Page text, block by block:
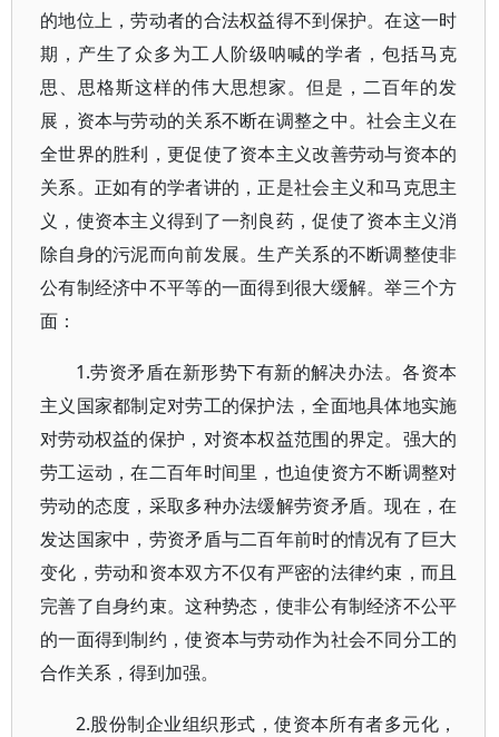
的地位上，劳动者的合法权益得不到保护。在这一时
期，产生了众多为工人阶级呐喊的学者，包括马克
思、思格斯这样的伟大思想家。但是，二百年的发
展，资本与劳动的关系不断在调整之中。社会主义在
全世界的胜利，更促使了资本主义改善劳动与资本的
关系。正如有的学者讲的，正是社会主义和马克思主
义，使资本主义得到了一剂良药，促使了资本主义消
除自身的污泥而向前发展。生产关系的不断调整使非
公有制经济中不平等的一面得到很大缓解。举三个方
面：
1.劳资矛盾在新形势下有新的解决办法。各资本
主义国家都制定对劳工的保护法，全面地具体地实施
对劳动权益的保护，对资本权益范围的界定。强大的
劳工运动，在二百年时间里，也迫使资方不断调整对
劳动的态度，采取多种办法缓解劳资矛盾。现在，在
发达国家中，劳资矛盾与二百年前时的情况有了巨大
变化，劳动和资本双方不仅有严密的法律约束，而且
完善了自身约束。这种势态，使非公有制经济不公平
的一面得到制约，使资本与劳动作为社会不同分工的
合作关系，得到加强。
2.股份制企业组织形式，使资本所有者多元化，